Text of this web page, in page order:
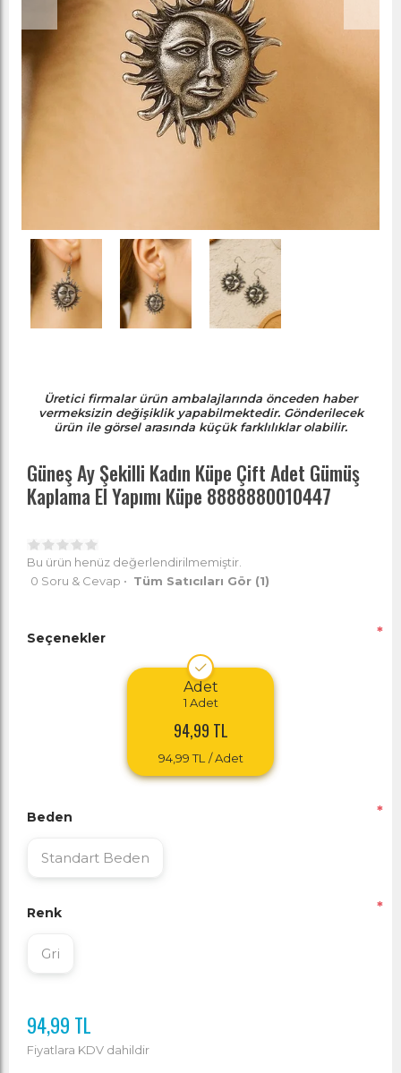
Üretici firmalar ürün ambalajlarında önceden haber
vermeksizin değişiklik yapabilmektedir. Gönderilecek
ürün ile görsel arasında küçük farklılıklar olabilir.
Güneş Ay Şekilli Kadın Küpe Çift Adet Gümüş
Kaplama El Yapımı Küpe 8888880010447
Bu ürün henüz değerlendirilmemiştir.
0 Soru & Cevap • Tüm Satıcıları Gör (1)
Seçenekler *
Adet
1 Adet
94,99 TL
94,99 TL / Adet
Beden *
Standart Beden
Renk *
Gri
94,99 TL
Fiyatlara KDV dahildir